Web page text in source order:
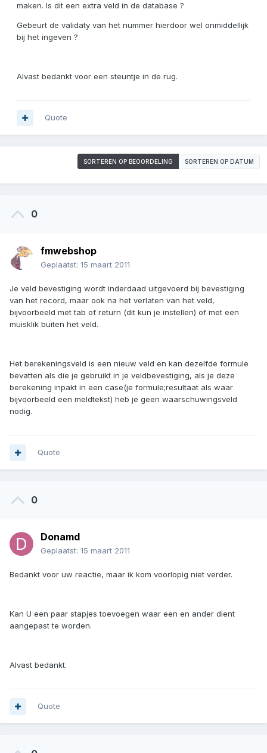
maken. Is dit een extra veld in de database ?
Gebeurt de validaty van het nummer hierdoor wel onmiddellijk
bij het ingeven ?
Alvast bedankt voor een steuntje in de rug.
Quote
SORTEREN OP BEOORDELING SORTEREN OP DATUM
0
fmwebshop
Geplaatst: 15 maart 2011
Je veld bevestiging wordt inderdaad uitgevoerd bij bevestiging
van het record, maar ook na het verlaten van het veld,
bijvoorbeeld met tab of return (dit kun je instellen) of met een
muisklik buiten het veld.
Het berekeningsveld is een nieuw veld en kan dezelfde formule
bevatten als die je gebruikt in je veldbevestiging, als je deze
berekening inpakt in een case(je formule;resultaat als waar
bijvoorbeeld een meldtekst) heb je geen waarschuwingsveld
nodig.
Quote
0
Donamd
Geplaatst: 15 maart 2011
Bedankt voor uw reactie, maar ik kom voorlopig niet verder.
Kan U een paar stapjes toevoegen waar een en ander dient
aangepast te worden.
Alvast bedankt.
Quote